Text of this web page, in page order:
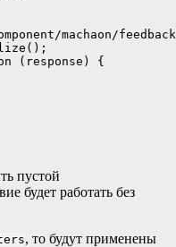
machaon/
(response) {
пустой
будет работать без
, то будут применены